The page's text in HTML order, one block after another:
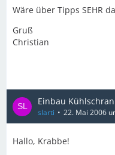
Wäre über Tipps SEHR
Gruß
Christian
Einbau
slarti 22. Mai 2006
Hallo, Krabbe!